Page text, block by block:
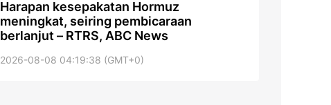
Harapan kesepakatan Hormuz
meningkat, seiring pembicaraan
berlanjut – RTRS, ABC News
2026-08-08 04:19:38 (GMT+0)